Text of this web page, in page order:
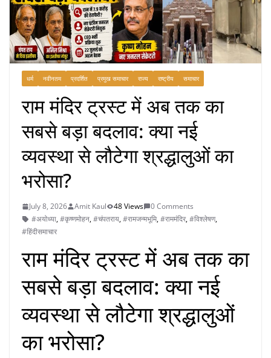
धर्म नवीनतम प्रदर्शित प्रमुख समाचार राज्य राष्ट्रीय समाचार
राम मंदिर ट्रस्ट में अब तक का
सबसे बड़ा बदलाव: क्या नई
व्यवस्था से लौटेगा श्रद्धालुओं का
भरोसा?
July 8, 2026 Amit Kaul 48 Views
0 Comments
#अयोध्या,#कृष्णमोहन,#चंपतराय,#रामजन्मभूमि,#राममंदिर,#विश्लेषण,
#हिंदीसमाचार
राम मंदिर ट्रस्ट में अब तक का
सबसे बड़ा बदलाव: क्या नई
व्यवस्था से लौटेगा श्रद्धालुओं
का भरोसा?